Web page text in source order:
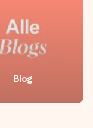
Blog